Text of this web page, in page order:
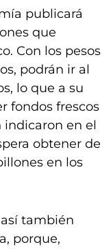
publicará
que
Con los pesos
podrán ir al
lo que a su
fondos frescos
indicaron en el
obtener de
en los
también
porque,